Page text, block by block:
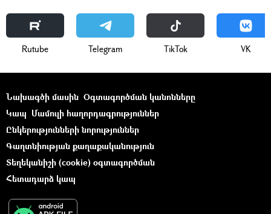
Rutube Telegram ТikТоk VK
Նախագծի մասին Օգտագործման կանոնները
Կապ Մամուլի հաղորդագրություններ
Ընկերությունների նորություններ
Գաղտնիության քաղաքականություն
Տեղեկանիշի (cookie) օգտագործման
Հետադարձ կապ